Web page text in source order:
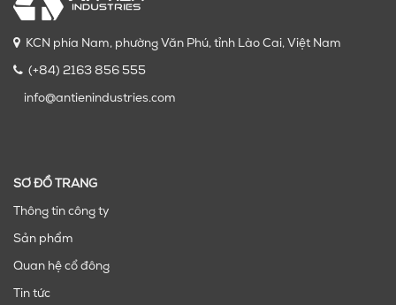
KCN phía Nam, phường Văn Phú, tỉnh Lào Cai, Việt Nam
(+84) 2163 856 555
info@antienindustries.com
SƠ ĐỒ TRANG
Thông tin công ty
Sản phẩm
Quan hệ cổ đông
Tin tức